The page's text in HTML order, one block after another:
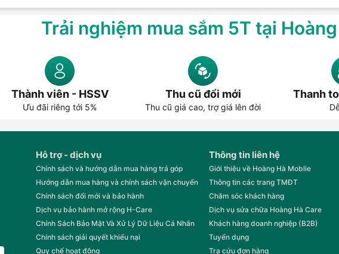
Trải nghiệm mua sắm 5T tại
Thành viên - HSSV
Ưu đãi riêng tới 5%
Thu cũ đổi mới
Thu cũ giá cao, trợ giá lên đời
Thanh
Hỗ trợ - dịch vụ
Chính sách và hướng dẫn mua hàng trả góp
Hướng dẫn mua hàng và chính sách vận chuyển
Chính sách đổi mới và bảo hành
Dịch vụ bảo hành mở rộng H-Care
Chính Sách Bảo Mật Và Xử Lý Dữ Liệu Cá Nhân
Chính sách giải quyết khiếu nại
Quy chế hoạt động
Thông tin liên hệ
Giới thiệu về Hoàng Hà Moblie
Thông tin các trang TMĐT
Chăm sóc khách hàng
Dịch vụ sửa chữa Hoàng Hà Care
Khách hàng doanh nghiệp (B2B)
Tuyển dụng
Tra cứu đơn hàng